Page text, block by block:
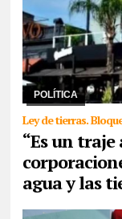
POLÍTICA
Ley de tierras.
“Es un traje
agua y las
06/08/2026 Frenar
bases su fuerza
y la juventud para